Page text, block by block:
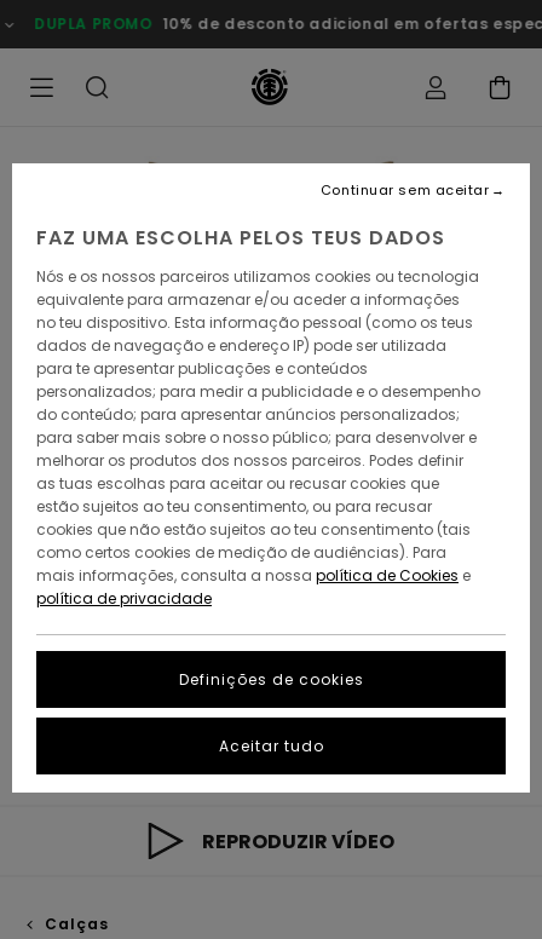
para
a
PROMO 10% de desconto adicional em ofertas especiais
REPRODUZIR VÍDEO
Calças
FAZ UMA ESCOLHA PELOS TEUS DADOS
Nós e os nossos parceiros utilizamos cookies ou tecnologia
equivalente para armazenar e/ou aceder a informações
no teu dispositivo. Esta informação pessoal (como os teus
dados de navegação e endereço IP) pode ser utilizada
para te apresentar publicações e conteúdos
personalizados; para medir a publicidade e o desempenho
do conteúdo; para apresentar anúncios personalizados;
para saber mais sobre o nosso público; para desenvolver e
melhorar os produtos dos nossos parceiros. Podes definir
as tuas escolhas para aceitar ou recusar cookies que
estão sujeitos ao teu consentimento, ou para recusar
cookies que não estão sujeitos ao teu consentimento (tais
como certos cookies de medição de audiências). Para
mais informações, consulta a nossa política de Cookies e
política de privacidade
Definições de cookies
Continuar sem aceitar
Aceitar tudo